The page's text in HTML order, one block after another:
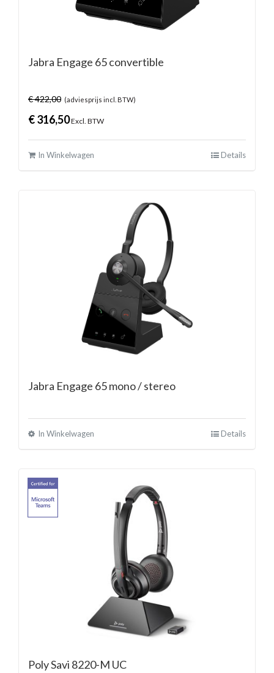
Jabra Engage 65 convertible
€422,00 (adviesprijs incl. BTW)
€316,50Excl. BTW
In Winkelwagen Details
Jabra Engage 65 mono / stereo
In Winkelwagen Details
Poly Savi 8220-M UC